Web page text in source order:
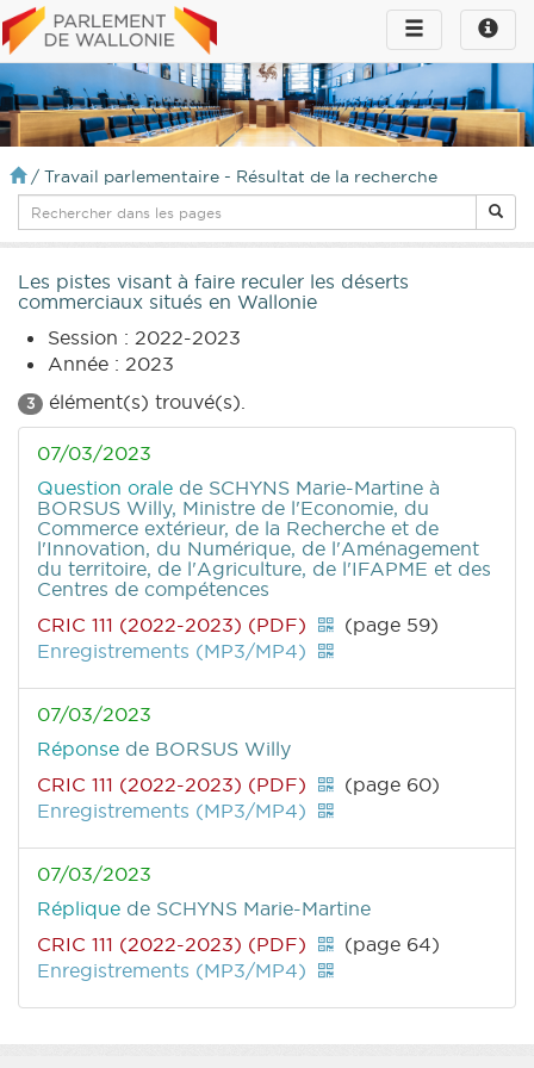
Toggle
infos
Toggle
navigation
/ Travail parlementaire - Résultat de la recherche
Les pistes visant à faire reculer les déserts
commerciaux situés en Wallonie
Session : 2022-2023
Année : 2023
3 élément(s) trouvé(s).
07/03/2023
Question orale de SCHYNS Marie-Martine à
BORSUS Willy, Ministre de l'Economie, du
Commerce extérieur, de la Recherche et de
l'Innovation, du Numérique, de l'Aménagement
du territoire, de l'Agriculture, de l'IFAPME et des
Centres de compétences
CRIC 111 (2022-2023) (PDF)
(page 59)
Enregistrements (MP3/MP4)
07/03/2023
Réponse de BORSUS Willy
CRIC 111 (2022-2023) (PDF)
(page 60)
Enregistrements (MP3/MP4)
07/03/2023
Réplique de SCHYNS Marie-Martine
CRIC 111 (2022-2023) (PDF)
(page 64)
Enregistrements (MP3/MP4)